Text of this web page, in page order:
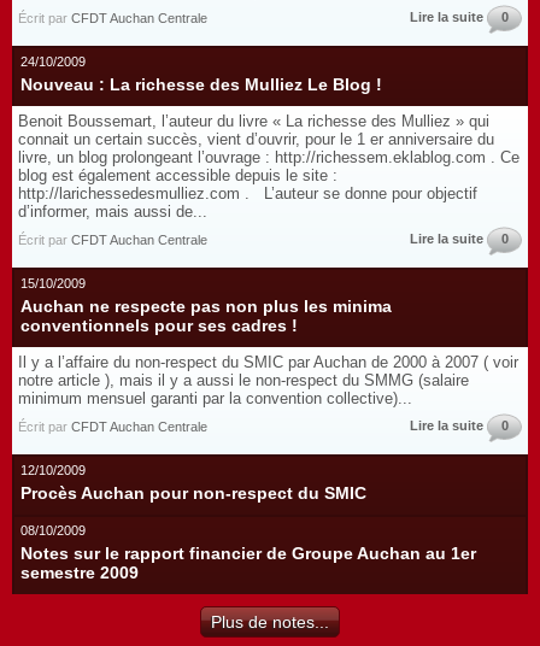
Écrit par CFDT Auchan Centrale Lire la suite 0
24/10/2009
Nouveau : La richesse des Mulliez Le Blog !
Benoit Boussemart, l’auteur du livre « La richesse des Mulliez » qui
connait un certain succès, vient d’ouvrir, pour le 1 er anniversaire du
livre, un blog prolongeant l’ouvrage : http://richessem.eklablog.com . Ce
blog est également accessible depuis le site :
http://larichessedesmulliez.com . L’auteur se donne pour objectif
d’informer, mais aussi de...
Écrit par CFDT Auchan Centrale Lire la suite 0
15/10/2009
Auchan ne respecte pas non plus les minima
conventionnels pour ses cadres !
Il y a l’affaire du non-respect du SMIC par Auchan de 2000 à 2007 ( voir
notre article ), mais il y a aussi le non-respect du SMMG (salaire
minimum mensuel garanti par la convention collective)...
Écrit par CFDT Auchan Centrale Lire la suite 0
12/10/2009
Procès Auchan pour non-respect du SMIC
08/10/2009
Notes sur le rapport financier de Groupe Auchan au 1er
semestre 2009
Plus de notes...